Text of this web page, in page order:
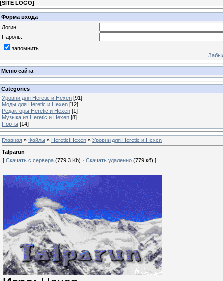
[SITE LOGO]
Форма входа
Логин:
Пароль:
запомнить
Меню сайта
Categories
Уровни для Heretic и Hexen [91]
Моды для Heretic и Hexen [12]
Редакторы Heretic и Hexen [1]
Музыка из Heretic и Hexen [8]
Порты [14]
Главная » Файлы » Heretic|Hexen » Уровни для Heretic и Hexen
Talparun
[ Скачать с сервера (779.3 Kb) · Скачать удаленно (779 кб) ]